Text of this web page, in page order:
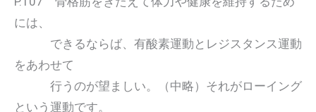
には、
できるならば、有酸素運動とレジスタンス運動
をあわせて
行うのが望ましい。（中略）それがローイング
という運動です。